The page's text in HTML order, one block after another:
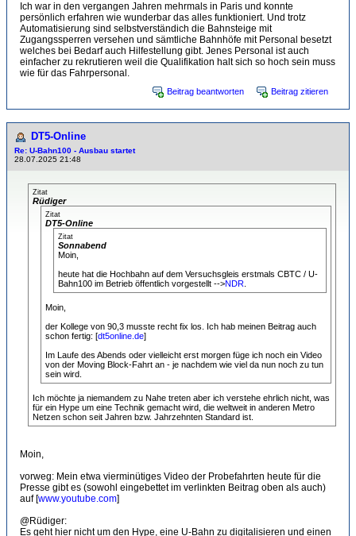
Ich war in den vergangen Jahren mehrmals in Paris und konnte
persönlich erfahren wie wunderbar das alles funktioniert. Und trotz
Automatisierung sind selbstverständich die Bahnsteige mit
Zugangssperren versehen und sämtliche Bahnhöfe mit Personal besetzt
welches bei Bedarf auch Hilfestellung gibt. Jenes Personal ist auch
einfacher zu rekrutieren weil die Qualifikation halt sich so hoch sein muss
wie für das Fahrpersonal.
Beitrag beantworten Beitrag zitieren
DT5-Online
Re: U-Bahn100 - Ausbau startet
28.07.2025 21:48
Zitat
Rüdiger
Zitat
DT5-Online
Zitat
Sonnabend
Moin,
heute hat die Hochbahn auf dem Versuchsgleis erstmals CBTC / U-
Bahn100 im Betrieb öffentlich vorgestellt -->NDR
Moin,
der Kollege von 90,3 musste recht fix los. Ich hab meinen Beitrag auch
schon fertig: [dt5online.de]
Im Laufe des Abends oder vielleicht erst morgen füge ich noch ein Video
von der Moving Block-Fahrt an - je nachdem wie viel da nun noch zu tun
sein wird.
Ich möchte ja niemandem zu Nahe treten aber ich verstehe ehrlich nicht, was
für ein Hype um eine Technik gemacht wird, die weltweit in anderen Metro
Netzen schon seit Jahren bzw. Jahrzehnten Standard ist.
Moin,
vorweg: Mein etwa vierminütiges Video der Probefahrten heute für die
Presse gibt es (sowohl eingebettet im verlinkten Beitrag oben als auch)
auf [www.youtube.com]
@Rüdiger:
Es geht hier nicht um den Hype, eine U-Bahn zu digitalisieren und einen